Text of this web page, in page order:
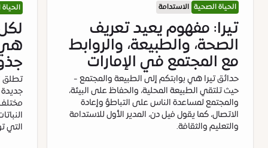
الحياة الصحية الاستدامة
تيرا: مفهوم يعيد تعريف
الصحة، والطبيعة، والروابط
مع المجتمع في الإمارات
حدائق تيرا هي بوابتكم إلى الطبيعة والمجتمع -
حيث تلتقي الطبيعة المحلية، والحفاظ على البيئة،
والمجتمع لمساعدة الناس على التباطؤ وإعادة
الاتصال، كما يقول فيل دن، المدير الأول للاستدامة
والتعليم والثقافة.
هي
تطلق
مختلف
التي